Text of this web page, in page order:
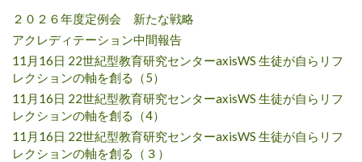
２０２６年度定例会 新たな戦略
アクレディテーション中間報告
11月16日 22世紀型教育研究センターaxisWS 生徒が自らリフ
レクションの軸を創る（5）
11月16日 22世紀型教育研究センターaxisWS 生徒が自らリフ
レクションの軸を創る（4）
11月16日 22世紀型教育研究センターaxisWS 生徒が自らリフ
レクションの軸を創る（３）